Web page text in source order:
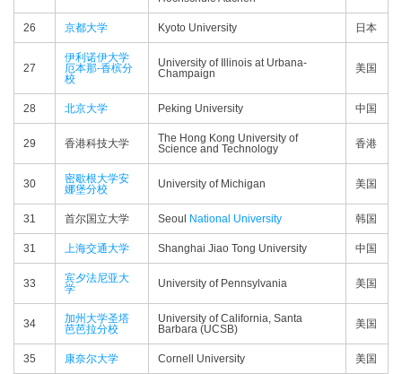
26 京都大学 Kyoto University 日本
27
伊利诺伊大学
厄本那-香槟分
校
University of Illinois at Urbana-
Champaign
美国
28 北京大学 Peking University 中国
29 香港科技大学
The Hong Kong University of
Science and Technology
香港
30
密歇根大学安
娜堡分校
University of Michigan 美国
31 首尔国立大学 Seoul National University 韩国
31 上海交通大学 Shanghai Jiao Tong University 中国
33
宾夕法尼亚大
学
University of Pennsylvania 美国
34
加州大学圣塔
芭芭拉分校
University of California, Santa
Barbara (UCSB)
美国
35 康奈尔大学 Cornell University 美国